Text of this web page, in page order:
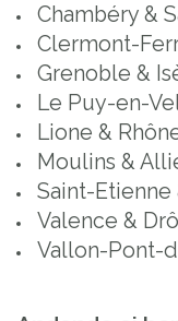
Chambéry &
Clermont-
Grenoble &
Le Puy-en-
Lione &
Moulins &
Saint-Etienne
Valence &
Vallon-Pont-